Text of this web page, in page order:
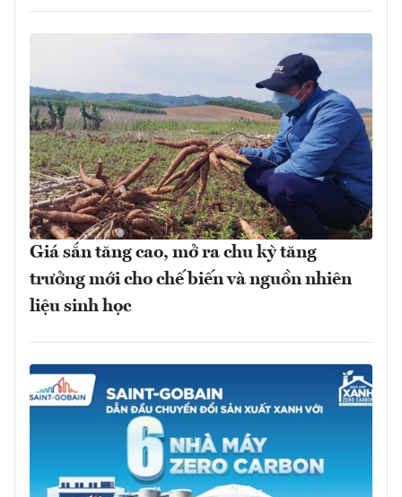
Giá sắn tăng cao, mở ra chu kỳ tăng
trưởng mới cho chế biến và nguồn nhiên
liệu sinh học